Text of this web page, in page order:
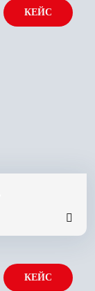
КЕЙС
КЕЙС